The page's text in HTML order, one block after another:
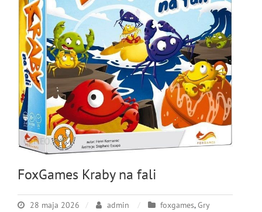
FoxGames Kraby na fali
28 maja 2026 admin foxgames,Gry